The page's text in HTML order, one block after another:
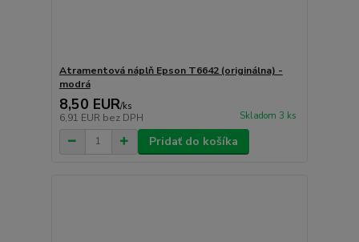
Atramentová náplň Epson T6642 (originálna) -
modrá
8,50 EUR/ks
6,91 EUR bez DPH Skladom 3 ks
Pridať do košíka